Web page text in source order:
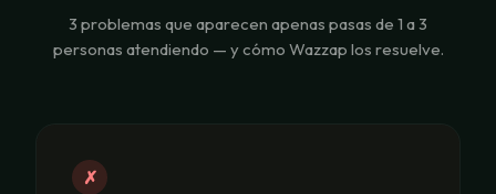
3 problemas que aparecen apenas pasas de 1 a 3
personas atendiendo — y cómo Wazzap los resuelve.
✗